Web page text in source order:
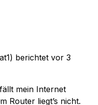
berichtet vor 3
mein Internet
Router liegt’s nicht.